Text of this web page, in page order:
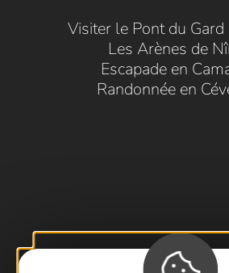
Visiter le Pont du
Les Arènes de
Escapade en
Randonnée en
Contactez-